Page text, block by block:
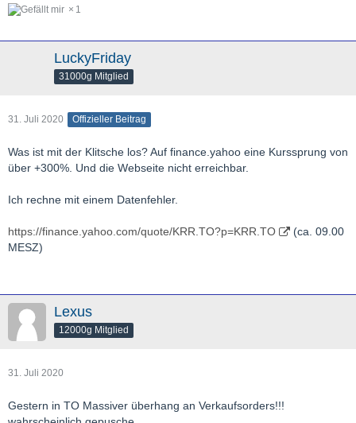
1
LuckyFriday
31000g Mitglied
31. Juli 2020 Offizieller Beitrag
Was ist mit der Klitsche los? Auf finance.yahoo eine Kurssprung von
über +300%. Und die Webseite nicht erreichbar.
Ich rechne mit einem Datenfehler.
https://finance.yahoo.com/quote/KRR.TO?p=KRR.TO
(ca. 09.00
MESZ)
Lexus
12000g Mitglied
31. Juli 2020
Gestern in TO Massiver überhang an Verkaufsorders!!!